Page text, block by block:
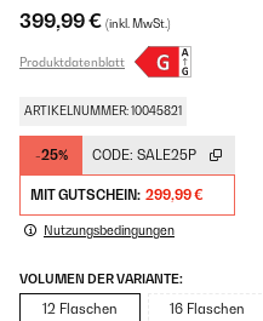
399,99 € (inkl. MwSt.)
Produktdatenblatt
ARTIKELNUMMER: 10045821
-25% CODE: SALE25P
MIT GUTSCHEIN: 299,99 €
Nutzungsbedingungen
VOLUMEN DER VARIANTE:
12 Flaschen 16 Flaschen